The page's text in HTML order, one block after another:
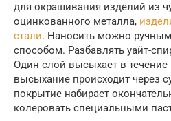
для окрашивания изделий из
оцинкованного металла,
стали. Наносить можно
способом. Разбавлять уайт-
Один слой высыхает в течение
высыхание происходит через
покрытие набирает
колеровать специальными